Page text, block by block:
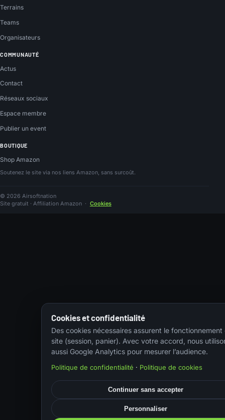
Terrains
Teams
Organisateurs
COMMUNAUTÉ
Actus
Contact
Réseaux sociaux
Espace membre
Publier un event
BOUTIQUE
Shop Amazon
Soutenez le site via nos liens Amazon, sans surcoût.
© 2026 Airsoftnation
Site gratuit · Affiliation Amazon · Cookies
Cookies et confidentialité
Des cookies nécessaires assurent le fonctionnement
site (session, panier). Avec votre accord, nous
aussi Google Analytics pour mesurer l’audience.
Politique de confidentialité · Politique de cookies
Continuer sans accepter
Personnaliser